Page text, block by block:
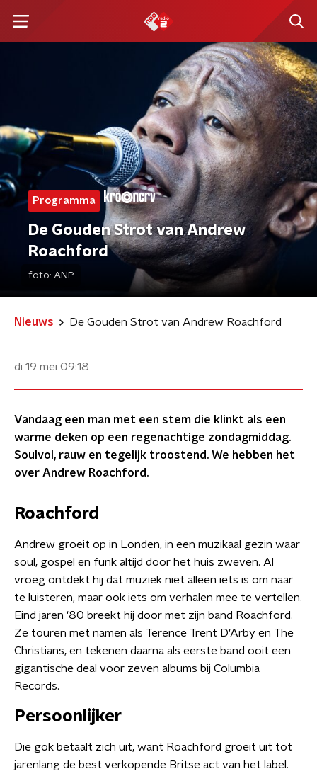
Programma
De Gouden Strot van Andrew
Roachford
foto: ANP
Nieuws De Gouden Strot van Andrew Roachford
di 19 mei 09:18
Vandaag een man met een stem die klinkt als een
warme deken op een regenachtige zondagmiddag.
Soulvol, rauw en tegelijk troostend. We hebben het
over Andrew Roachford.
Roachford
Andrew groeit op in Londen, in een muzikaal gezin waar
soul, gospel en funk altijd door het huis zweven. Al
vroeg ontdekt hij dat muziek niet alleen iets is om naar
te luisteren, maar ook iets om verhalen mee te vertellen.
Eind jaren ‘80 breekt hij door met zijn band Roachford.
Ze touren met namen als Terence Trent D’Arby en The
Christians, en tekenen daarna als eerste band ooit een
gigantische deal voor zeven albums bij Columbia
Records.
Persoonlijker
Die gok betaalt zich uit, want Roachford groeit uit tot
jarenlang de best verkopende Britse act van het label.